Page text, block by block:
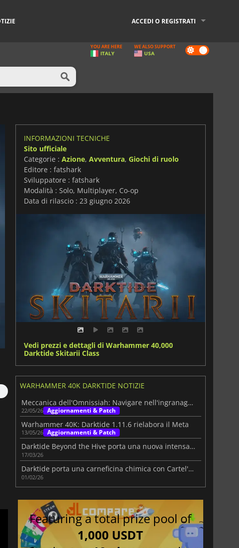
ACCEDI O REGISTRATI
Dark
mode
YOU ARE HERE
ITALY
WE ALSO SUPPORT
USA
INFORMAZIONI TECNICHE
Sito ufficiale
Categorie : Azione, Avventura, Giochi di ruolo
Editore : fatshark
Sviluppatore : fatshark
Modalità : Solo, Multiplayer, Co-op
Data di rilascio : 23 giugno 2026
Vedi prezzi e dettagli di Warhammer 40,000
Darktide Skitarii Class
WARHAMMER 40K DARKTIDE NOTIZIE
Meccanica dell'Omnissiah: Navigare nell'ingranaggio divino
22/05/26 Aggiornamenti & Patch
Warhammer 40K: Darktide 1.11.6 rielabora il Meta
13/05/26 Aggiornamenti & Patch
Darktide Beyond the Hive porta una nuova intensa azione di sopravvivenza
17/03/26
Darktide porta una carneficina chimica con Cartel's Favours
01/02/26
Featuring a total prize pool of
1,000 USDT